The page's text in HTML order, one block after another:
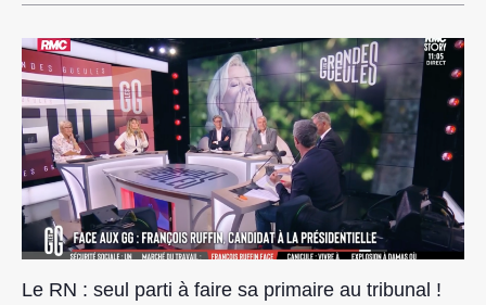
Le RN : seul parti à faire sa primaire au tribunal !